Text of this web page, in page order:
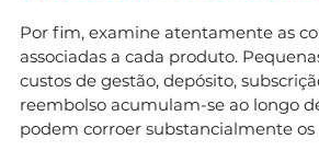
Por fim, examine atentamente as
associadas a cada produto.
custos de gestão, depósito,
reembolso acumulam-se ao longo
podem corroer substancialmente os